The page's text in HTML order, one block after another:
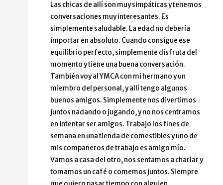
Las chicas de allí son muy simpáticas y tenemos
conversaciones muy interesantes. Es
simplemente saludable. La edad no debería
importar en absoluto. Cuando consigue ese
equilibrio perfecto, simplemente disfruta del
momento y tiene una buena conversación.
También voy al YMCA con mi hermano y un
miembro del personal, y allí tengo algunos
buenos amigos. Simplemente nos divertimos
juntos nadando o jugando, y no nos centramos
en intentar ser amigos. Trabajo los fines de
semana en una tienda de comestibles y uno de
mis compañeros de trabajo es amigo mío.
Vamos a casa del otro, nos sentamos a charlar y
tomamos un café o comemos juntos. Siempre